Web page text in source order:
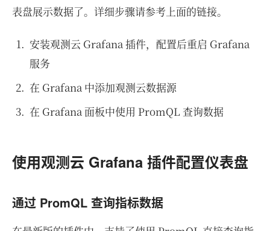
表盘展示数据了。详细步骤请参考上面的链接。
安装观测云 Grafana 插件，配置后重启 Grafana
服务
在 Grafana 中添加观测云数据源
在 Grafana 面板中使用 PromQL 查询数据
使用观测云 Grafana 插件配置仪表盘
通过 PromQL 查询指标数据